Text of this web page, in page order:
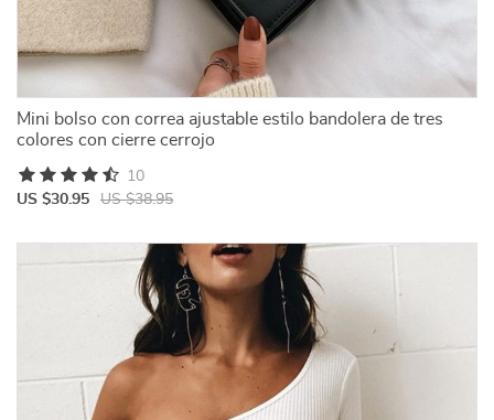
Mini bolso con correa ajustable estilo bandolera de tres
colores con cierre cerrojo
US $30.95 US $38.95
10